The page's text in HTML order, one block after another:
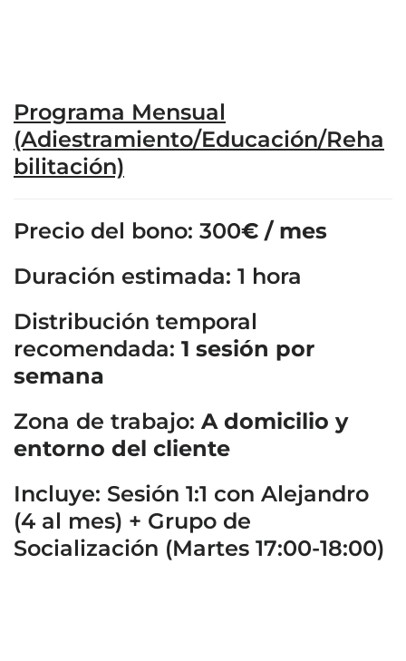
Programa Mensual
(Adiestramiento/Educación/Reha
bilitación)
Precio del bono: 300€ / mes
Duración estimada: 1 hora
Distribución temporal
recomendada: 1 sesión por
semana
Zona de trabajo: A domicilio y
entorno del cliente
Incluye: Sesión 1:1 con Alejandro
(4 al mes) + Grupo de
Socialización (Martes 17:00-18:00)